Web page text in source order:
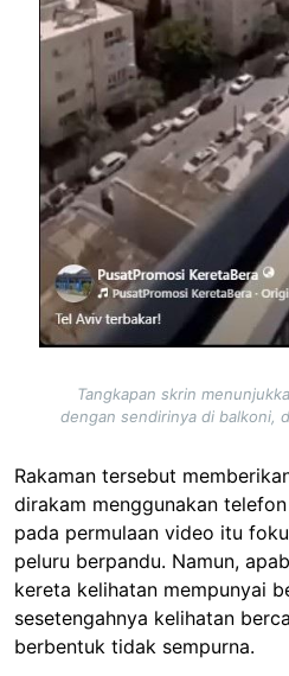
Tangkapan skrin
dengan sendirinya di balkoni,
Rakaman tersebut
dirakam menggunakan
pada permulaan video itu
peluru berpandu. Namun,
kereta kelihatan mempunyai
sesetengahnya kelihatan
berbentuk tidak sempurna.